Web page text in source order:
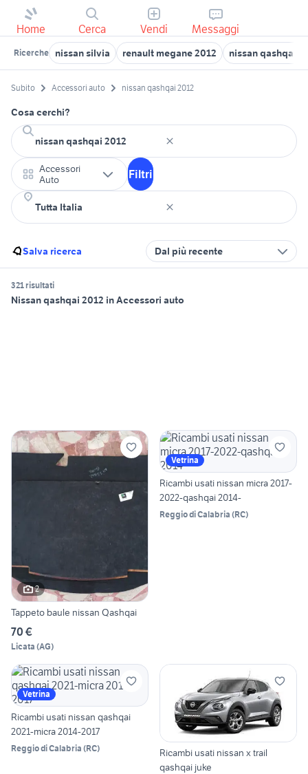
Home Cerca Vendi Messaggi
Ricerche nissan silvia renault megane 2012 nissan qashqai
Subito Accessori auto nissan qashqai 2012
Cosa cerchi?
Accessori
Auto
Filtri
Salva ricerca Dal più recente
321 risultati
Nissan qashqai 2012 in Accessori auto
2
Tappeto baule nissan Qashqai
70 €
Licata (AG)
Vetrina
Ricambi usati nissan micra 2017-
2022-qashqai 2014-
Reggio di Calabria (RC)
Vetrina
Ricambi usati nissan qashqai
2021-micra 2014-2017
Reggio di Calabria (RC)
Ricambi usati nissan x trail
qashqai juke